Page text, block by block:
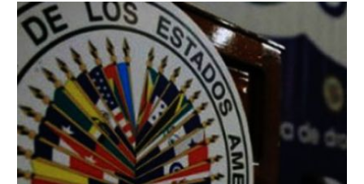
ONG
venezolanas
solicitan
a
Almagro
continuar
activando
Carta
Democrática